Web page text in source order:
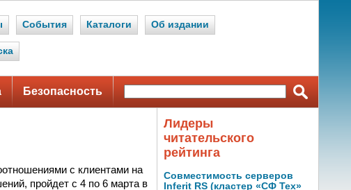
События Каталоги Об издании
Безопасность
с клиентами на
пройдет с 4 по 6 марта в
Лидеры
читательского
рейтинга
Совместимость серверов
Inferit RS (кластер «СФ Тех»